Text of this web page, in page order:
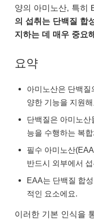
양의 아미노산, 특히
의 섭취는 단백질 합
지하는 데 매우 중요
요약
아미노산은 단백질
양한 기능을 지원해
단백질은 아미노산
능을 수행하는 복합
필수 아미노산
반드시 외부에서 섭
EAA는 단백질 합
적인 요소에요.
이러한 기본 인식을